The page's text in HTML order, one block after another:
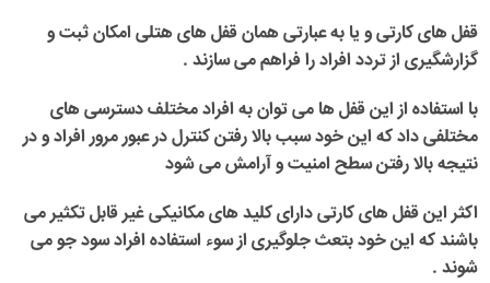
قفل های کارتی و یا به عبارتی همان قفل های هتلی امکان ثبت و
گزارشگیری از تردد افراد را فراهم می سازند .
با استفاده از این قفل ها می توان به افراد مختلف دسترسی های
مختلفی داد که این خود سبب بالا رفتن کنترل در عبور مرور افراد و در
نتیجه بالا رفتن سطح امنیت و آرامش می شود
اکثر این قفل های کارتی دارای کلید های مکانیکی غیر قابل تکثیر می
باشند که این خود بتعث جلوگیری از سوء استفاده افراد سود جو می
شوند .